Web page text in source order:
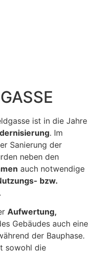
ist in die Jahre
. Im
Sanierung der
neben den
auch notwendige
bzw.
Aufwertung,
Gebäudes auch eine
der Bauphase.
sowohl die